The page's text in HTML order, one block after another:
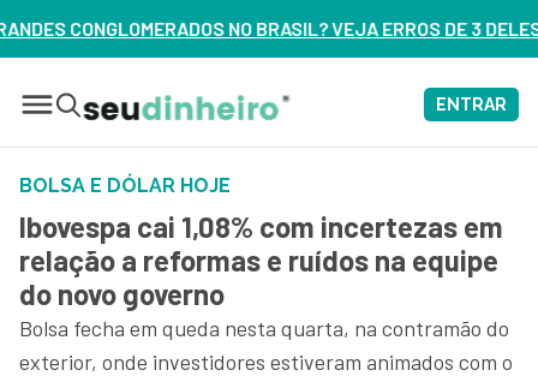
NO BRASIL? VEJA ERROS DE 3 DELES – ASSISTA AGORA
ENTRAR
BOLSA E DÓLAR HOJE
Ibovespa cai 1,08% com incertezas em
relação a reformas e ruídos na equipe
do novo governo
Bolsa fecha em queda nesta quarta, na contramão do
exterior, onde investidores estiveram animados com o